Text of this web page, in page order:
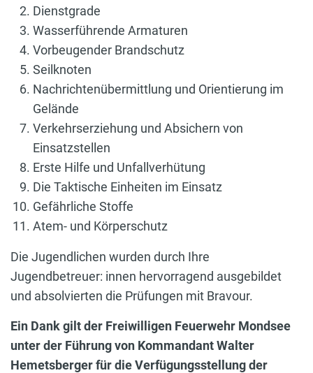
Dienstgrade
Wasserführende Armaturen
Vorbeugender Brandschutz
Seilknoten
Nachrichtenübermittlung und Orientierung im
Gelände
Verkehrserziehung und Absichern von
Einsatzstellen
Erste Hilfe und Unfallverhütung
Die Taktische Einheiten im Einsatz
Gefährliche Stoffe
Atem- und Körperschutz
Die Jugendlichen wurden durch Ihre
Jugendbetreuer: innen hervorragend ausgebildet
und absolvierten die Prüfungen mit Bravour.
Ein Dank gilt der Freiwilligen Feuerwehr Mondsee
unter der Führung von Kommandant Walter
Hemetsberger für die Verfügungsstellung der